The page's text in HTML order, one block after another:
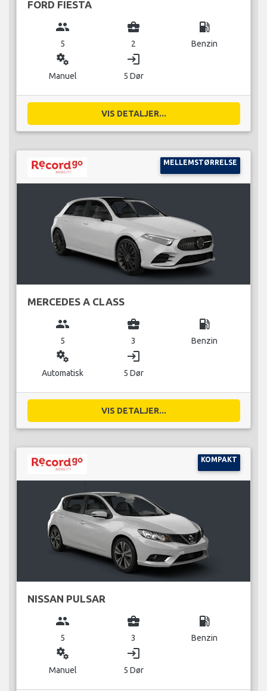
FORD FIESTA
group
5
business_center
2
local_gas_station
Benzin
miscellaneous_services
Manuel
login
5 Dør
VIS DETALJER...
MELLEMSTØRRELSE
MERCEDES A CLASS
group
5
business_center
3
local_gas_station
Benzin
miscellaneous_services
Automatisk
login
5 Dør
VIS DETALJER...
KOMPAKT
NISSAN PULSAR
group
5
business_center
3
local_gas_station
Benzin
miscellaneous_services
Manuel
login
5 Dør